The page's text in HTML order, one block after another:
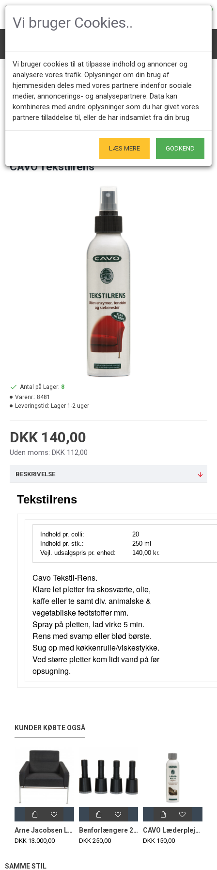
Kundeservice +45 28491875
Mandag - Fredag 9.00 - 17.00
Åbningstider showroom
Kun på forudgående aftale - Hverdage
- Naturligvis
CAVO Tekstilrens
DKK 140,00
Uden moms: DKK 112,00
Antal på Lager: 8
Varenr.: 8481
Leveringstid: Lager 1-2 uger
BESKRIVELSE
Tekstilrens
Indhold pr. colli:
Indhold pr. stk.:
Vejl. udsalgspris pr. enhed:
20
250 ml
140,00 kr.
Cavo Tekstil-Rens.
Klare let pletter fra skosværte, olie,
kaffe eller te samt div. animalske &
vegetabilske fedtstoffer mm.
Spray på pletten, lad virke 5 min.
Rens med svamp eller blød børste.
Sug op med køkkenrulle/viskestykke.
Ved større pletter kom lidt vand på før
opsugning.
KUNDER KØBTE OGSÅ
Arne Jacobsen Lufthavnsstol i mørkegråt stof
DKK 13.000,00
Benforlængere 2 cm til Arne Jacobsen syver stole (4 stk)
DKK 250,00
CAVO Læderpleje Original
DKK 150,00
SAMME STIL
Vi bruger Cookies..
Vi bruger cookies til at tilpasse indhold og annoncer og
analysere vores trafik. Oplysninger om din brug af
hjemmesiden deles med vores partnere indenfor sociale
medier, annoncerings- og analysepartnere. Data kan
kombineres med andre oplysninger som du har givet vores
partnere tilladdelse til, eller de har indsamlet fra din brug
LÆS MERE GODKEND